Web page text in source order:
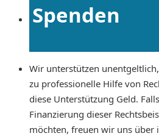
Spenden
Wir unterstützen
zu professionelle Hilfe von
diese Unterstützung Geld.
Finanzierung dieser
möchten, freuen wir uns über